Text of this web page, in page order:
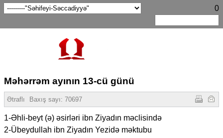
0
Məhərrəm ayının 13-cü günü
Ətraflı Baxış sayı: 70697
1-Əhli-beyt (ə) əsirləri ibn Ziyadın məclisində
2-Übeydullah ibn Ziyadın Yezidə məktubu